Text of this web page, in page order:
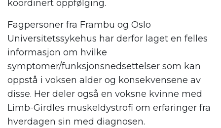
koordinert oppfølging.
Fagpersoner fra Frambu og Oslo
Universitetssykehus har derfor laget en felles
informasjon om hvilke
symptomer/funksjonsnedsettelser som kan
oppstå i voksen alder og konsekvensene av
disse. Her deler også en voksne kvinne med
Limb-Girdles muskeldystrofi om erfaringer fra
hverdagen sin med diagnosen.